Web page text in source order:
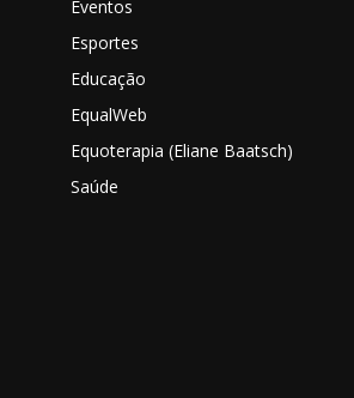
Eventos
Esportes
Educação
EqualWeb
Equoterapia (Eliane Baatsch)
Saúde